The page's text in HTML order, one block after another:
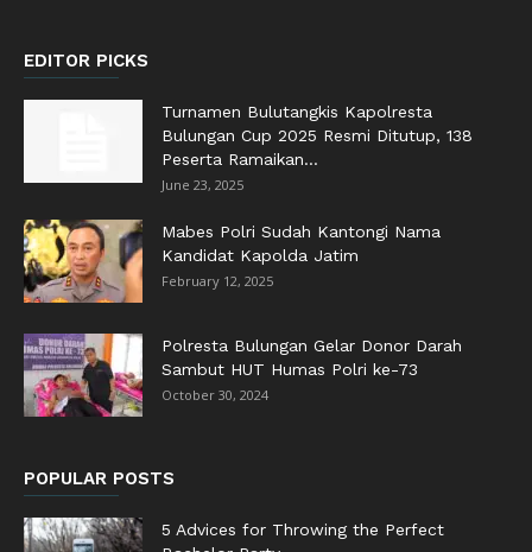
EDITOR PICKS
Turnamen Bulutangkis Kapolresta
Bulungan Cup 2025 Resmi Ditutup, 138
Peserta Ramaikan...
June 23, 2025
Mabes Polri Sudah Kantongi Nama
Kandidat Kapolda Jatim
February 12, 2025
Polresta Bulungan Gelar Donor Darah
Sambut HUT Humas Polri ke-73
October 30, 2024
POPULAR POSTS
5 Advices for Throwing the Perfect